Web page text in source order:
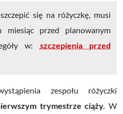
się na różyczkę, musi
miesiąc przed planowanym
w: szczepienia przed
zespołu różyczki
trymestrze ciąży.W